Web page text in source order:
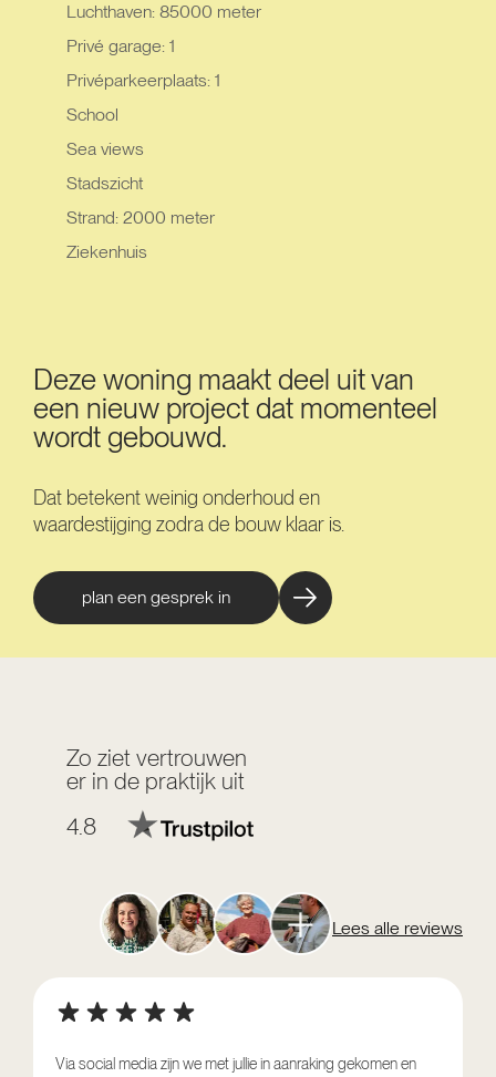
Luchthaven: 85000 meter
Privé garage: 1
Privéparkeerplaats: 1
School
Sea views
Stadszicht
Strand: 2000 meter
Ziekenhuis
Deze woning maakt deel uit van
een nieuw project dat momenteel
wordt gebouwd.
Dat betekent weinig onderhoud en
waardestijging zodra de bouw klaar is.
plan een gesprek in
Zo ziet vertrouwen
er in de praktijk uit
4.8
Lees alle reviews
Via social media zijn we met jullie in aanraking gekomen en